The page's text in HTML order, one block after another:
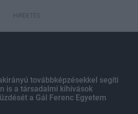
HIRDETÉS
továbbképzésekkel segíti
is a társadalmi kihívások
a Gál Ferenc Egyetem